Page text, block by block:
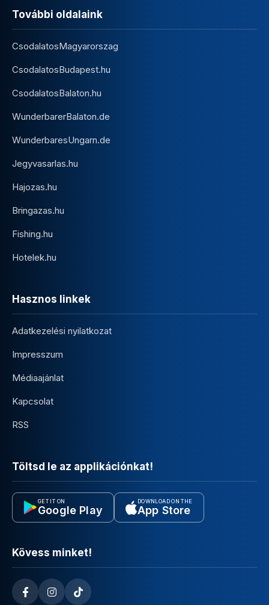
További oldalaink
CsodalatosMagyarorszag
CsodalatosBudapest.hu
CsodalatosBalaton.hu
WunderbarerBalaton.de
WunderbaresUngarn.de
Jegyvasarlas.hu
Hajozas.hu
Bringazas.hu
Fishing.hu
Hotelek.hu
Hasznos linkek
Adatkezelési nyilatkozat
Impresszum
Médiaajánlat
Kapcsolat
RSS
Töltsd le az applikációnkat!
GET IT ON
Google Play
DOWNLOAD ON THE
App Store
Kövess minket!